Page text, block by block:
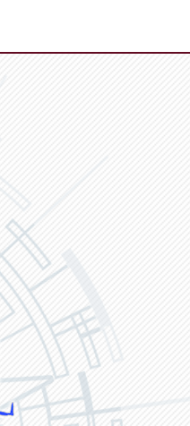
ヴァンガード ZERO